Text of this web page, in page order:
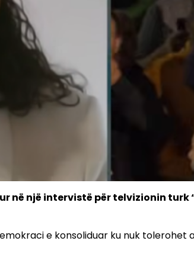
në një intervistë për telvizionin turk
e konsoliduar ku nuk tolerohet